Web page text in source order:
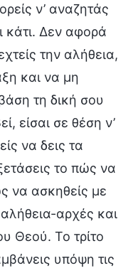
ν’ αναζητάς
κάτι. Δεν αφορά
την αλήθεια,
και να μη
τη δική σου
είσαι σε θέση ν’
να δεις τα
το πώς να
να ασκηθείς με
αρχές και
Θεού. Το τρίτο
υπόψη τις